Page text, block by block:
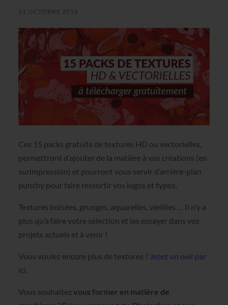
31 OCTOBRE 2018
Ces 15 packs gratuits de textures HD ou vectorielles,
permettront d’ajouter de la matière à vos créations (en
surimpression) et pourront vous servir d’arrière-plan
punchy pour faire ressortir vos logos et typos.
Textures boisées, grunges, aquarelles, vieillies … Il n’y a
plus qu’à faire votre sélection et les essayer dans vos
projets actuels et à venir !
Vous voulez encore plus de textures ? Jetez un oeil par
ici.
Vous souhaitezvous former en matière de